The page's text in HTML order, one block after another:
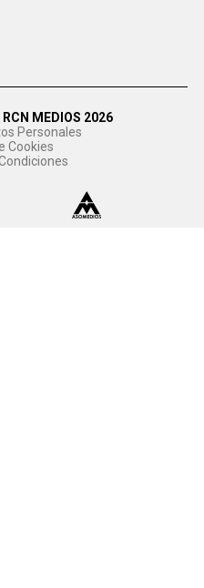
MEDIOS 2026
Personales
Cookies